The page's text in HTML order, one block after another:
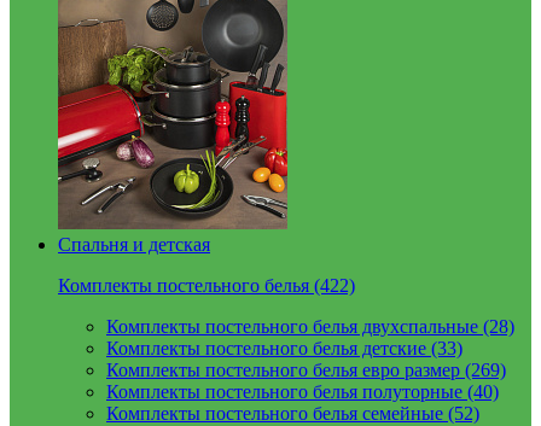
Спальня и детская
Комплекты постельного белья (422)
Комплекты постельного белья двухспальные (28)
Комплекты постельного белья детские (33)
Комплекты постельного белья евро размер (269)
Комплекты постельного белья полуторные (40)
Комплекты постельного белья семейные (52)